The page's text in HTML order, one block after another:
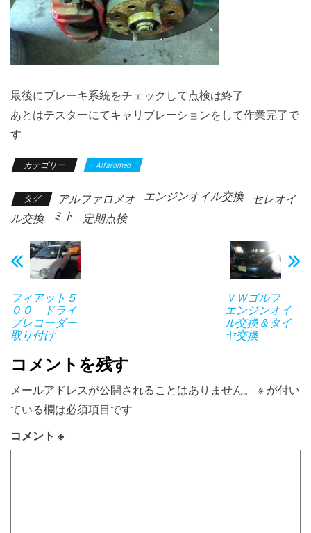
最後にブレーキ系統をチェックして点検は終了
あとはテスターにてキャリブレーションをして作業完了で
す
カテゴリー Alfaromeo
タグ アルファロメオ エンジンオイル交換
セレオイ
ル交換
ミト 定期点検
フィアット５
００ ドライ
ブレコーダー
取り付け
ＶＷゴルフ
エンジンオイ
ル交換＆タイ
ヤ交換
コメントを残す
メールアドレスが公開されることはありません。 ※ が付い
ている欄は必須項目です
コメント ※